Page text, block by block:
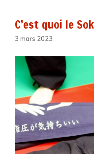
C’est quoi le
3 mars 2023